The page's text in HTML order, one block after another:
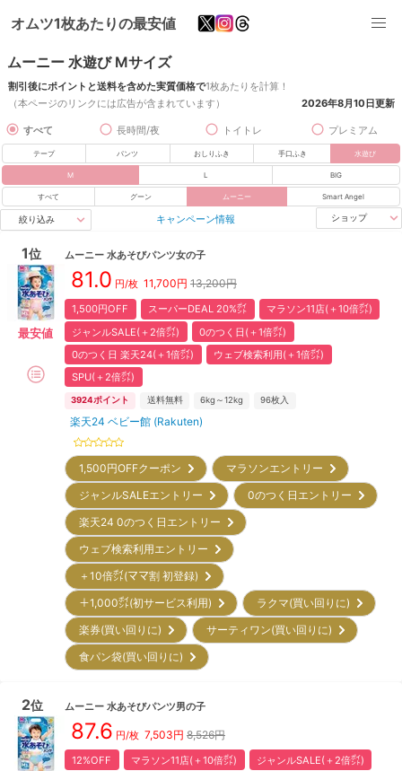
オムツ1枚あたりの最安値
ムーニー 水遊び Mサイズ
割引後にポイントと送料を含めた実質価格で1枚あたりを計算！
（本ページのリンクには広告が含まれています）
2026年8月10日更新
すべて 長時間/夜 トイトレ プレミアム
テープ パンツ おしりふき 手口ふき 水遊び
M L BIG
すべて グーン ムーニー Smart Angel
絞り込み キャンペーン情報 ショップ
1位
最安値
ムーニー 水あそびパンツ女の子
81.0 円/枚 11,700円 13,200円
1,500円OFF スーパーDEAL 20%㌽
マラソン11店(＋10倍㌽)
ジャンルSALE(＋2倍㌽)
0のつく日(＋1倍㌽)
0のつく日 楽天24(＋1倍㌽)
ウェブ検索利用(＋1倍㌽)
SPU(＋2倍㌽)
3924ポイント 送料無料 6kg～12kg 96枚入
楽天24 ベビー館 (Rakuten)
1,500円OFFクーポン
マラソンエントリー
ジャンルSALEエントリー
0のつく日エントリー
楽天24 0のつく日エントリー
ウェブ検索利用エントリー
＋10倍㌽(ママ割 初登録)
＋1,000㌽(初サービス利用)
ラクマ(買い回りに)
楽券(買い回りに)
サーティワン(買い回りに)
食パン袋(買い回りに)
2位 ムーニー 水あそびパンツ男の子
87.6 円/枚 7,503円 8,526円
12%OFF マラソン11店(＋10倍㌽)
ジャンルSALE(＋2倍㌽)